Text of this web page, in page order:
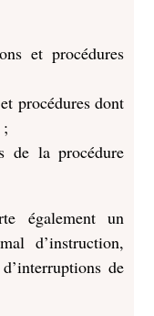
et procédures
procédures dont
de la procédure
également un
d’instruction,
de